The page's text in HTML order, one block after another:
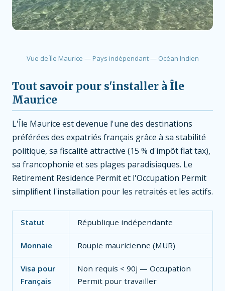
Vue de Île Maurice — Pays indépendant — Océan Indien
Tout savoir pour s'installer à Île
Maurice
L'Île Maurice est devenue l'une des destinations
préférées des expatriés français grâce à sa stabilité
politique, sa fiscalité attractive (15 % d'impôt flat tax),
sa francophonie et ses plages paradisiaques. Le
Retirement Residence Permit et l'Occupation Permit
simplifient l'installation pour les retraités et les actifs.
Statut République indépendante
Monnaie Roupie mauricienne (MUR)
Visa pour
Français
Non requis < 90j — Occupation
Permit pour travailler